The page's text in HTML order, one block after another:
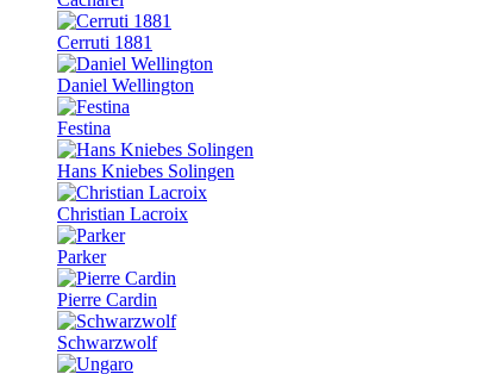
Cerruti 1881
Daniel Wellington
Festina
Hans Kniebes Solingen
Christian Lacroix
Parker
Pierre Cardin
Schwarzwolf